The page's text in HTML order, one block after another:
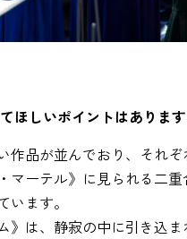
しいポイントはあります
作品が並んでおり、それ
マーテル》に見られる二
ます。
》は、静寂の中に引き込